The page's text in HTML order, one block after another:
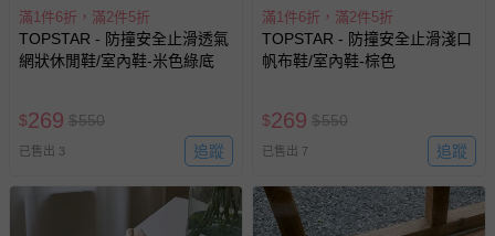
滿1件6折，滿2件5折
TOPSTAR - 防撞安全止滑透氣
網狀休閒鞋/室內鞋-米色綠底
$269 $550
已售出 3 追蹤
滿1件6折，滿2件5折
TOPSTAR - 防撞安全止滑淺口
帆布鞋/室內鞋-棕色
$269 $550
已售出 7 追蹤